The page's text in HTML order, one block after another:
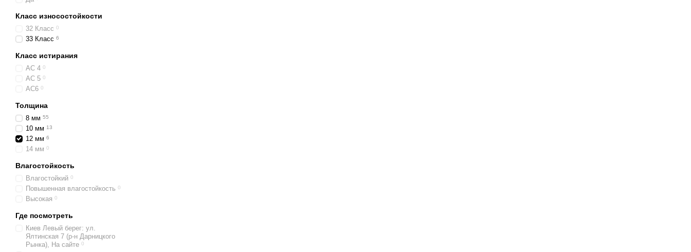
Класс износостойкости
32 Класс 0
33 Класс 6
Класс истирания
AC 4 0
AC 5 0
AC6 0
Толщина
8 мм 55
10 мм 13
12 мм 6
14 мм 0
Влагостойкость
Влагостойкий 0
Повышенная влагостойкость 0
Высокая 0
Где посмотреть
Киев Левый берег: ул.
Ялтинская 7 (р-н Дарницкого
Рынка), На сайте 0